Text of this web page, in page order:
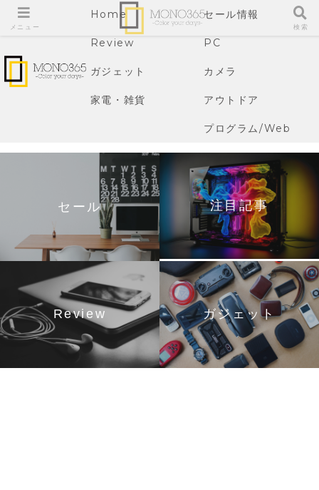
Home セール情報
Review PC
ガジェット カメラ
家電・雑貨 アウトドア
プログラム/Web
セール 注目記事
Review ガジェット
メニュー 検索